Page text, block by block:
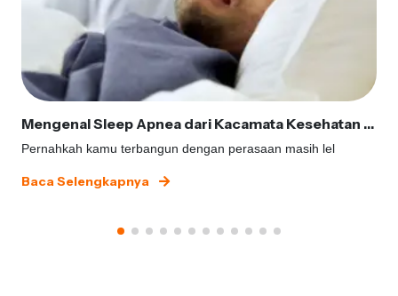
Mengenal Sleep Apnea dari Kacamata Kesehatan Gigi
Pernahkah kamu terbangun dengan perasaan masih lel
Baca Selengkapnya